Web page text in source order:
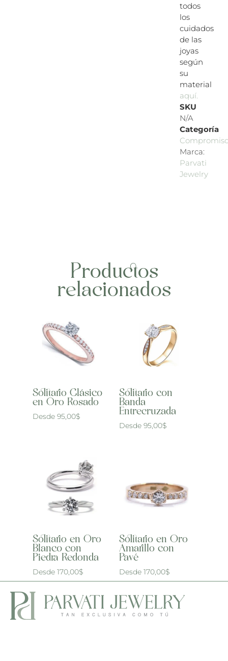
todos
los
cuidados
de las
joyas
según
su
material
aquí.
SKU
N/A
Categoría
Marca:
Parvati
Jewelry
Productos
relacionados
Solitario Clásico
en Oro Rosado
Desde 95,00$
Solitario con
Banda
Entrecruzada
Desde 95,00$
Solitario en Oro
Blanco con
Piedra Redonda
Desde 170,00$
Solitario en Oro
Amarillo con
Pavé
Desde 170,00$